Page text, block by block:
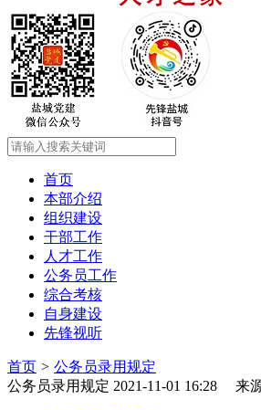
首页
本部介绍
组织建设
干部工作
人才工作
公务员工作
综合考核
自身建设
先锋视听
首页 > 公务员录用规定
公务员录用规定 2021-11-01 16:28